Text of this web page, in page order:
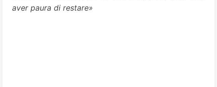
aver paura di restare»